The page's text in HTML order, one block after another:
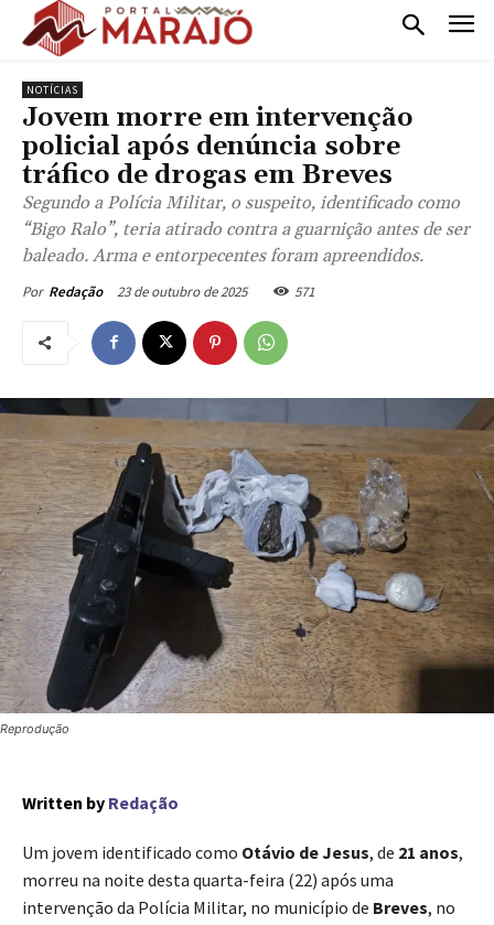
NOTÍCIAS
Jovem morre em intervenção
policial após denúncia sobre
tráfico de drogas em Breves
Segundo a Polícia Militar, o suspeito, identificado como
“Bigo Ralo”, teria atirado contra a guarnição antes de ser
baleado. Arma e entorpecentes foram apreendidos.
Por Redação 23 de outubro de 2025 571
Reprodução
Written by Redação
Um jovem identificado como Otávio de Jesus, de 21 anos,
morreu na noite desta quarta-feira (22) após uma
intervenção da Polícia Militar, no município de Breves, no